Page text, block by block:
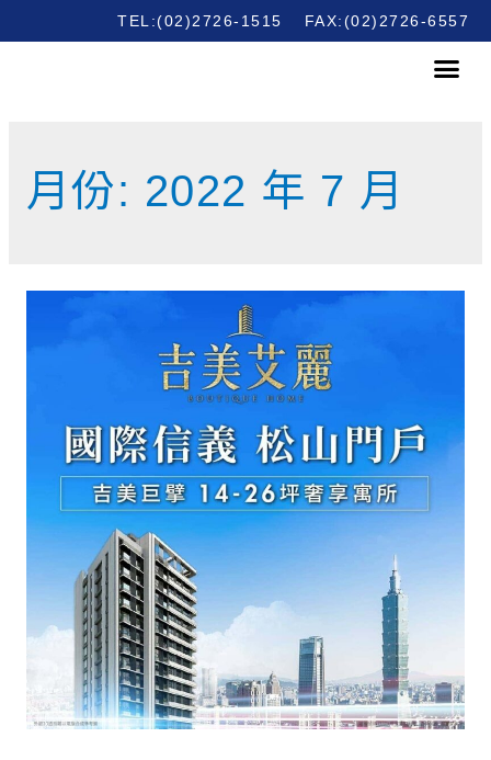
TEL:(02)2726-1515 FAX:(02)2726-6557
月份: 2022 年 7 月